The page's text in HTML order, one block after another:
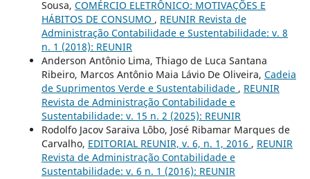
Sousa, COMÉRCIO ELETRÔNICO: MOTIVAÇÕES E
HÁBITOS DE CONSUMO , REUNIR Revista de
Administração Contabilidade e Sustentabilidade: v. 8
n. 1 (2018): REUNIR
Anderson Antônio Lima, Thiago de Luca Santana
Ribeiro, Marcos Antônio Maia Lávio De Oliveira, Cadeia
de Suprimentos Verde e Sustentabilidade , REUNIR
Revista de Administração Contabilidade e
Sustentabilidade: v. 15 n. 2 (2025): REUNIR
Rodolfo Jacov Saraiva Lôbo, José Ribamar Marques de
Carvalho, EDITORIAL REUNIR, v. 6, n. 1, 2016 , REUNIR
Revista de Administração Contabilidade e
Sustentabilidade: v. 6 n. 1 (2016): REUNIR